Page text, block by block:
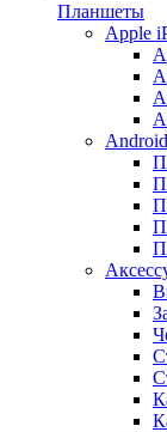
Планшеты
Apple